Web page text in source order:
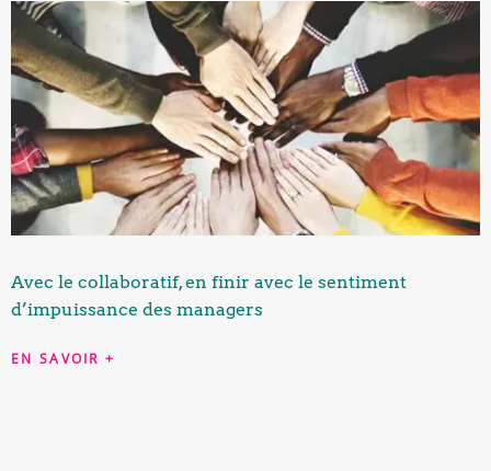
Avec le collaboratif, en finir avec le sentiment
d’impuissance des managers
EN SAVOIR +